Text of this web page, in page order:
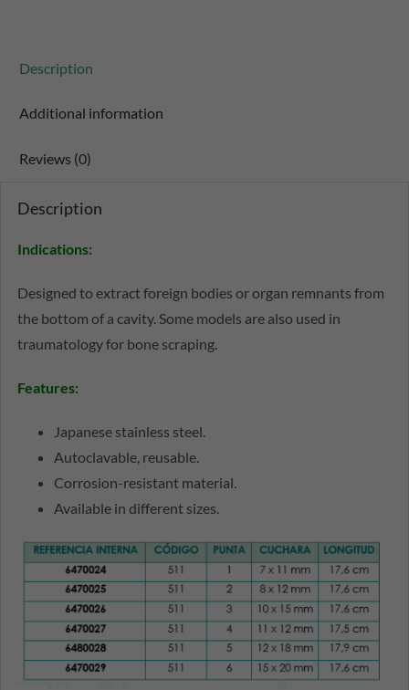
Description
Additional information
Reviews (0)
Description
Indications:
Designed to extract foreign bodies or organ remnants from
the bottom of a cavity. Some models are also used in
traumatology for bone scraping.
Features:
Japanese stainless steel.
Autoclavable, reusable.
Corrosion-resistant material.
Available in different sizes.